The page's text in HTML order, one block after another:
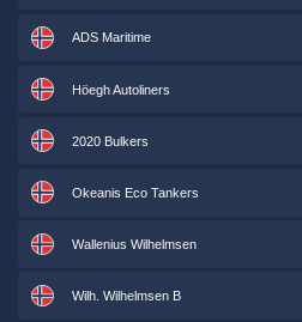
ADS Maritime
Höegh Autoliners
2020 Bulkers
Okeanis Eco Tankers
Wallenius Wilhelmsen
Wilh. Wilhelmsen B